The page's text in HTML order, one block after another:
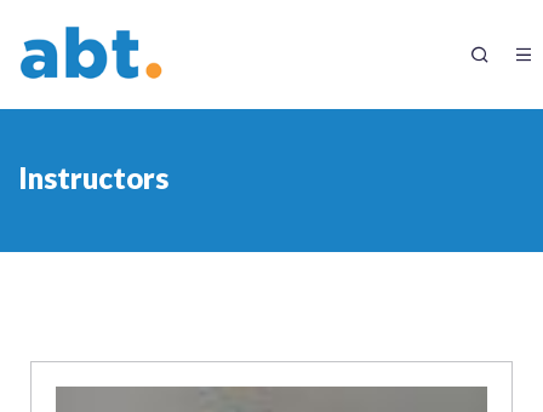
Instructors